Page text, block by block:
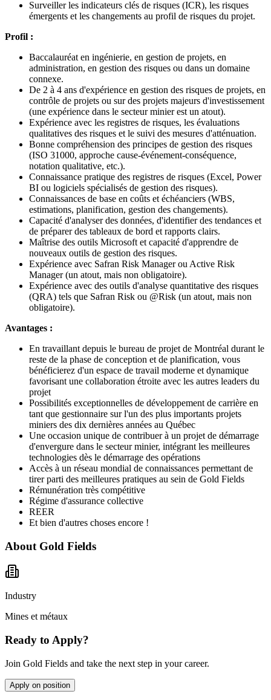
Surveiller les indicateurs clés de risques (ICR), les risques
émergents et les changements au profil de risques du projet.
Profil :
Baccalauréat en ingénierie, en gestion de projets, en
administration, en gestion des risques ou dans un domaine
connexe.
De 2 à 4 ans d'expérience en gestion des risques de projets, en
contrôle de projets ou sur des projets majeurs d'investissement
(une expérience dans le secteur minier est un atout).
Expérience avec les registres de risques, les évaluations
qualitatives des risques et le suivi des mesures d'atténuation.
Bonne compréhension des principes de gestion des risques
(ISO 31000, approche cause-événement-conséquence,
notation qualitative, etc.).
Connaissance pratique des registres de risques (Excel, Power
BI ou logiciels spécialisés de gestion des risques).
Connaissances de base en coûts et échéanciers (WBS,
estimations, planification, gestion des changements).
Capacité d'analyser des données, d'identifier des tendances et
de préparer des tableaux de bord et rapports clairs.
Maîtrise des outils Microsoft et capacité d'apprendre de
nouveaux outils de gestion des risques.
Expérience avec Safran Risk Manager ou Active Risk
Manager (un atout, mais non obligatoire).
Expérience avec des outils d'analyse quantitative des risques
(QRA) tels que Safran Risk ou @Risk (un atout, mais non
obligatoire).
Avantages :
En travaillant depuis le bureau de projet de Montréal durant le
reste de la phase de conception et de planification, vous
bénéficierez d'un espace de travail moderne et dynamique
favorisant une collaboration étroite avec les autres leaders du
projet
Possibilités exceptionnelles de développement de carrière en
tant que gestionnaire sur l'un des plus importants projets
miniers des dix dernières années au Québec
Une occasion unique de contribuer à un projet de démarrage
d'envergure dans le secteur minier, intégrant les meilleures
technologies dès le démarrage des opérations
Accès à un réseau mondial de connaissances permettant de
tirer parti des meilleures pratiques au sein de Gold Fields
Rémunération très compétitive
Régime d'assurance collective
REER
Et bien d'autres choses encore !
About Gold Fields
Industry
Mines et métaux
Ready to Apply?
Join Gold Fields and take the next step in your career.
Apply on position